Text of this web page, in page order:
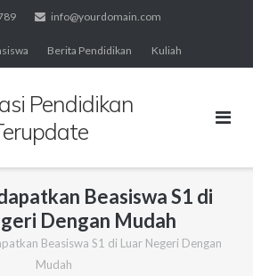
info@yourdomain.com
Berita Pendidikan Kuliah
Pendidikan
Beasiswa S1 di
Dengan Mudah
Beasiswa S1 di Luar Negeri Dengan
Mudah